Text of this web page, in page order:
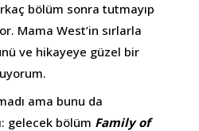
bölüm sonra tutmayıp
Mama West’in sırlarla
ve hikayeye güzel bir
ama bunu da
gelecek bölüm Family of